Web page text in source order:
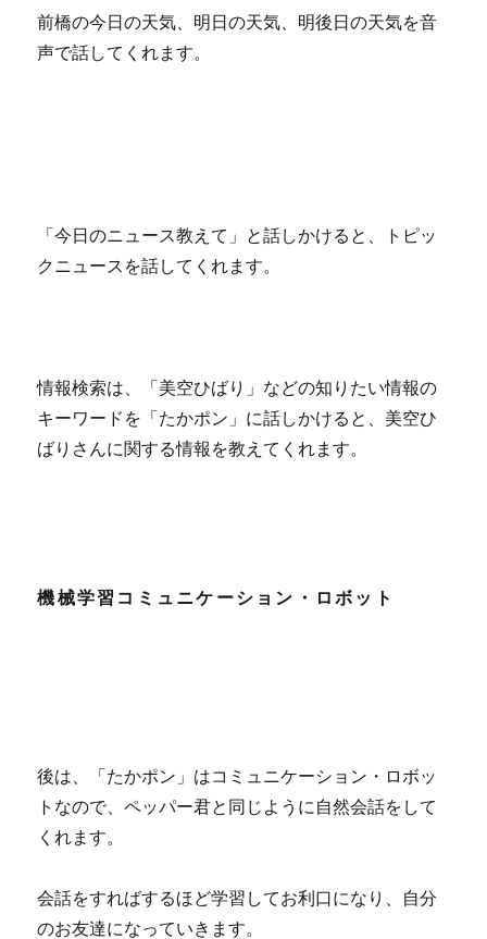
前橋の今日の天気、明日の天気、明後日の天気を音
声で話してくれます。
「今日のニュース教えて」と話しかけると、トピッ
クニュースを話してくれます。
情報検索は、「美空ひばり」などの知りたい情報の
キーワードを「たかポン」に話しかけると、美空ひ
ばりさんに関する情報を教えてくれます。
機械学習コミュニケーション・ロボット
後は、「たかポン」はコミュニケーション・ロボッ
トなので、ペッパー君と同じように自然会話をして
くれます。
会話をすればするほど学習してお利口になり、自分
のお友達になっていきます。